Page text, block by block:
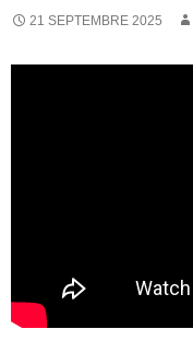
21 SEPTEMBRE 2025